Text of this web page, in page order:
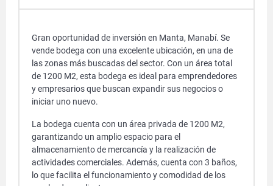
Gran oportunidad de inversión en Manta, Manabí. Se
vende bodega con una excelente ubicación, en una de
las zonas más buscadas del sector. Con un área total
de 1200 M2, esta bodega es ideal para emprendedores
y empresarios que buscan expandir sus negocios o
iniciar uno nuevo.
La bodega cuenta con un área privada de 1200 M2,
garantizando un amplio espacio para el
almacenamiento de mercancía y la realización de
actividades comerciales. Además, cuenta con 3 baños,
lo que facilita el funcionamiento y comodidad de los